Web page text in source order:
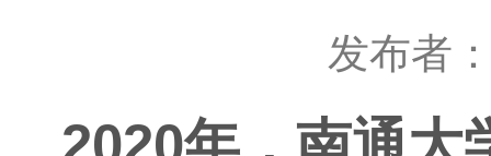
发布者